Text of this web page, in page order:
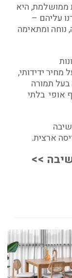
היא
עליהם –
נוחה ומתאימה
ידידותי,
בעל תמורה
אופי בלתי
ארצית.
>>